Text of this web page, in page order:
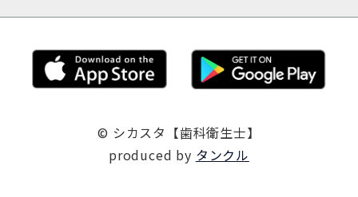
© シカスタ【歯科衛生士】
produced by タンクル